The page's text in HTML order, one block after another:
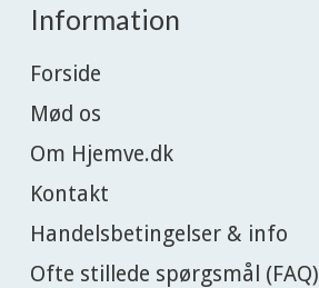
Information
Forside
Mød os
Om Hjemve.dk
Kontakt
Handelsbetingelser & info
Ofte stillede spørgsmål (FAQ)